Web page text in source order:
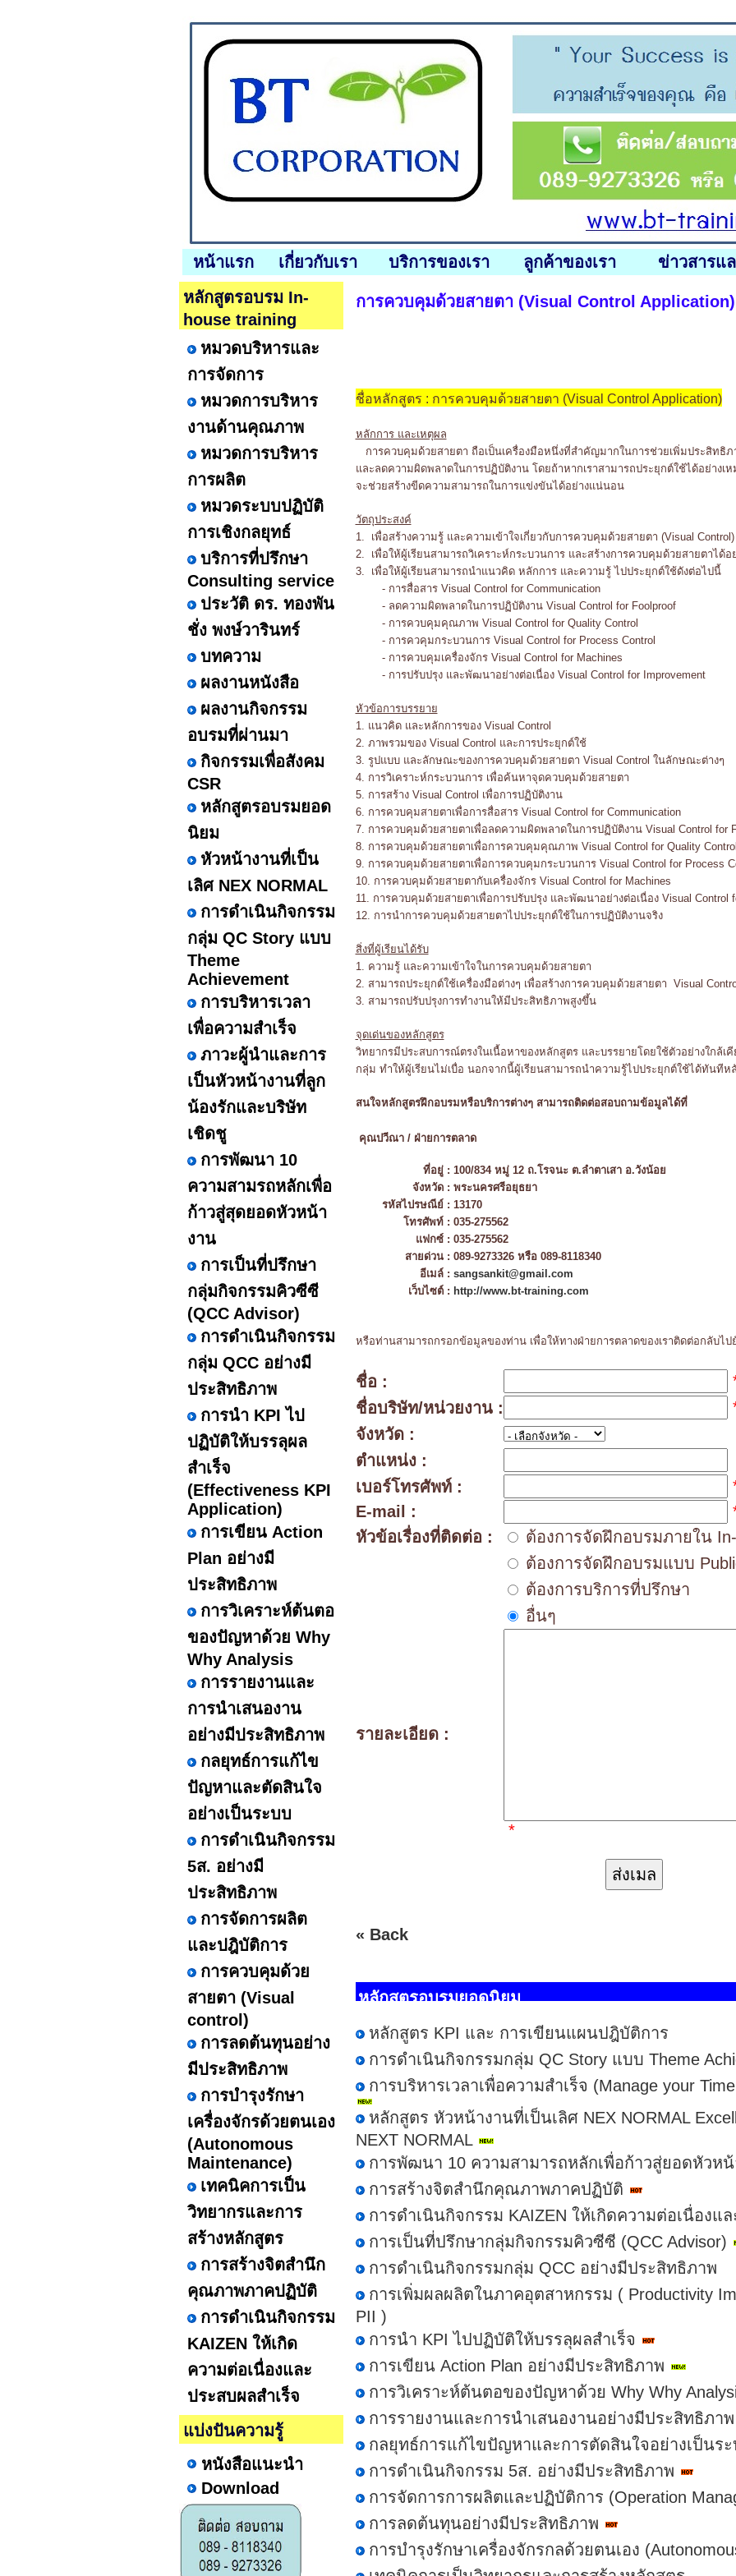
หน้าแรก เกี่ยวกับเรา บริการของเรา ลูกค้าของเรา ข่าวสารแ
หลักสูตรอบรม In-
house training
หมวดบริหารและ
การจัดการ
หมวดการบริหาร
งานด้านคุณภาพ
หมวดการบริหาร
การผลิต
หมวดระบบปฏิบัติ
การเชิงกลยุทธ์
บริการที่ปรึกษา
Consulting service
ประวัติ ดร. ทองพัน
ชั่ง พงษ์วารินทร์
บทความ
ผลงานหนังสือ
ผลงานกิจกรรม
อบรมที่ผ่านมา
กิจกรรมเพื่อสังคม
CSR
หลักสูตรอบรมยอด
นิยม
หัวหน้างานที่เป็น
เลิศ NEX NORMAL
การดำเนินกิจกรรม
กลุ่ม QC Story แบบ
Theme
Achievement
การบริหารเวลา
เพื่อความสำเร็จ
ภาวะผู้นำและการ
เป็นหัวหน้างานที่ลูก
น้องรักและบริษัท
เชิดชู
การพัฒนา 10
ความสามรถหลักเพื่อ
ก้าวสู่สุดยอดหัวหน้า
งาน
การเป็นที่ปรึกษา
กลุ่มกิจกรรมคิวซีซี
(QCC Advisor)
การดำเนินกิจกรรม
กลุ่ม QCC อย่างมี
ประสิทธิภาพ
การนำ KPI ไป
ปฏิบัติให้บรรลุผล
สำเร็จ
(Effectiveness KPI
Application)
การเขียน Action
Plan อย่างมี
ประสิทธิภาพ
การวิเคราะห์ต้นตอ
ของปัญหาด้วย Why
Why Analysis
การรายงานและ
การนำเสนองาน
อย่างมีประสิทธิภาพ
กลยุทธ์การแก้ไข
ปัญหาและตัดสินใจ
อย่างเป็นระบบ
การดำเนินกิจกรรม
5ส. อย่างมี
ประสิทธิภาพ
การจัดการผลิต
และปฎิบัติการ
การควบคุมด้วย
สายตา (Visual
control)
การลดต้นทุนอย่าง
มีประสิทธิภาพ
การบำรุงรักษา
เครื่องจักรด้วยตนเอง
(Autonomous
Maintenance)
เทคนิคการเป็น
วิทยากรและการ
สร้างหลักสูตร
การสร้างจิตสำนึก
คุณภาพภาคปฏิบัติ
การดำเนินกิจกรรม
KAIZEN ให้เกิด
ความต่อเนื่องและ
ประสบผลสำเร็จ
แบ่งปันความรู้
หนังสือแนะนำ
Download
การควบคุมด้วยสายตา (Visual Control Application)
ชื่อหลักสูตร : การควบคุมด้วยสายตา (Visual Control Application)
หลักการ และเหตุผล
การควบคุมด้วยสายตา ถือเป็นเครื่องมือหนึ่งที่สำคัญมากในการช่วยเพิ่มประสิทธิภ
และลดความผิดพลาดในการปฏิบัติงาน โดยถ้าหากเราสามารถประยุกต์ใช้ได้อย่างเ
จะช่วยสร้างขีดความสามารถในการแข่งขันได้อย่างแน่นอน
วัตถุประสงค์
1. เพื่อสร้างความรู้ และความเข้าใจเกี่ยวกับการควบคุมด้วยสายตา (Visual Control)
2. เพื่อให้ผู้เรียนสามารถวิเคราะห์กระบวนการ และสร้างการควบคุมด้วยสายตาได้อ
3. เพื่อให้ผู้เรียนสามารถนำแนวคิด หลักการ และความรู้ ไปประยุกต์ใช้ดังต่อไปนี้
- การสื่อสาร Visual Control for Communication
- ลดความผิดพลาดในการปฏิบัติงาน Visual Control for Foolproof
- การควบคุมคุณภาพ Visual Control for Quality Control
- การควคุมกระบวนการ Visual Control for Process Control
- การควบคุมเครื่องจักร Visual Control for Machines
- การปรับปรุง และพัฒนาอย่างต่อเนื่อง Visual Control for Improvement
หัวข้อการบรรยาย
1. แนวคิด และหลักการของ Visual Control
2. ภาพรวมของ Visual Control และการประยุกต์ใช้
3. รูปแบบ และลักษณะของการควบคุมด้วยสายตา Visual Control ในลักษณะต่างๆ
4. การวิเคราะห์กระบวนการ เพื่อค้นหาจุดควบคุมด้วยสายตา
5. การสร้าง Visual Control เพื่อการปฏิบัติงาน
6. การควบคุมสายตาเพื่อการสื่อสาร Visual Control for Communication
7. การควบคุมด้วยสายตาเพื่อลดความผิดพลาดในการปฏิบัติงาน Visual Control for
8. การควบคุมด้วยสายตาเพื่อการควบคุมคุณภาพ Visual Control for Quality Control
9. การควบคุมด้วยสายตาเพื่อการควบคุมกระบวนการ Visual Control for Process
10. การควบคุมด้วยสายตากับเครื่องจักร Visual Control for Machines
11. การควบคุมด้วยสายตาเพื่อการปรับปรุง และพัฒนาอย่างต่อเนื่อง Visual Control
12. การนำการควบคุมด้วยสายตาไปประยุกต์ใช้ในการปฏิบัติงานจริง
สิ่งที่ผู้เรียนได้รับ
1. ความรู้ และความเข้าใจในการควบคุมด้วยสายตา
2. สามารถประยุกต์ใช้เครื่องมือต่างๆ เพื่อสร้างการควบคุมด้วยสายตา Visual
3. สามารถปรับปรุงการทำงานให้มีประสิทธิภาพสูงขึ้น
จุดเด่นของหลักสูตร
วิทยากรมีประสบการณ์ตรงในเนื้อหาของหลักสูตร และบรรยายโดยใช้ตัวอย่างใกล้เ
กลุ่ม ทำให้ผู้เรียนไม่เบื่อ นอกจากนี้ผู้เรียนสามารถนำความรู้ไปประยุกต์ใช้ได้ทันทีห
สนใจหลักสูตรฝึกอบรมหรือบริการต่างๆ สามารถติดต่อสอบถามข้อมูลได้ที่
คุณปวีณา / ฝ่ายการตลาด
ที่อยู่ : 100/834 หมู่ 12 ถ.โรจนะ ต.ลำตาเสา อ.วังน้อย
จังหวัด : พระนครศรีอยุธยา
รหัสไปรษณีย์ : 13170
โทรศัพท์ : 035-275562
แฟกซ์ : 035-275562
สายด่วน : 089-9273326 หรือ 089-8118340
อีเมล์ : sangsankit@gmail.com
เว็บไซต์ : http://www.bt-training.com
หรือท่านสามารถกรอกข้อมูลของท่าน เพื่อให้ทางฝ่ายการตลาดของเราติดต่อกลับไป
ชื่อ :
ชื่อบริษัท/หน่วยงาน :
จังหวัด :
ตำแหน่ง :
เบอร์โทรศัพท์ :
E-mail :
หัวข้อเรื่องที่ติดต่อ :
ต้องการจัดฝึกอบรมภายใน
ต้องการจัดฝึกอบรมแบบ
ต้องการบริการที่ปรึกษา
อื่นๆ
รายละเอียด :
*
« Back
หลักสูตรอบรมยอดนิยม
หลักสูตร KPI และ การเขียนแผนปฎิบัติการ
การดำเนินกิจกรรมกลุ่ม QC Story แบบ Theme
การบริหารเวลาเพื่อความสำเร็จ (Manage your
หลักสูตร หัวหน้างานที่เป็นเลิศ NEX NORMAL
NEXT NORMAL
การพัฒนา 10 ความสามารถหลักเพื่อก้าวสู่ยอดหัวห
การสร้างจิตสำนึกคุณภาพภาคปฏิบัติ
การดำเนินกิจกรรม KAIZEN ให้เกิดความต่อเนื่องแ
การเป็นที่ปรึกษากลุ่มกิจกรรมคิวซีซี (QCC Advisor)
การดำเนินกิจกรรมกลุ่ม QCC อย่างมีประสิทธิภาพ
การเพิ่มผลผลิตในภาคอุตสาหกรรม ( Productivity
PII )
การนำ KPI ไปปฏิบัติให้บรรลุผลสำเร็จ
การเขียน Action Plan อย่างมีประสิทธิภาพ
การวิเคราะห์ต้นตอของปัญหาด้วย Why Why
การรายงานและการนำเสนองานอย่างมีประสิทธิภาพ
กลยุทธ์การแก้ไขปัญหาและการตัดสินใจอย่างเป็นร
การดำเนินกิจกรรม 5ส. อย่างมีประสิทธิภาพ
การจัดการการผลิตและปฏิบัติการ (Operation
การลดต้นทุนอย่างมีประสิทธิภาพ
การบำรุงรักษาเครื่องจักรกลด้วยตนเอง